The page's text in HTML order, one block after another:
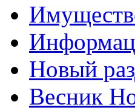
Новый
Весник